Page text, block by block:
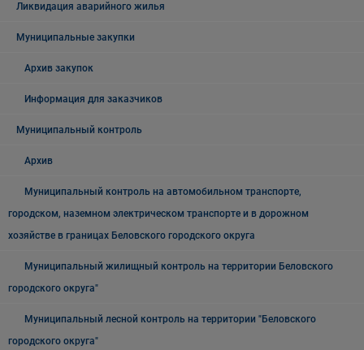
Ликвидация аварийного жилья
Муниципальные закупки
Архив закупок
Информация для заказчиков
Муниципальный контроль
Архив
Муниципальный контроль на автомобильном транспорте,
городском, наземном электрическом транспорте и в дорожном
хозяйстве в границах Беловского городского округа
Муниципальный жилищный контроль на территории Беловского
городского округа"
Муниципальный лесной контроль на территории "Беловского
городского округа"